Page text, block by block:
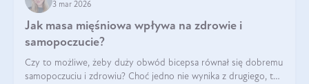
3 mar 2026
Jak masa mięśniowa wpływa na zdrowie i
samopoczucie?
Czy to możliwe, żeby duży obwód bicepsa równał się dobremu
samopoczuciu i zdrowiu? Choć jedno nie wynika z drugiego, to